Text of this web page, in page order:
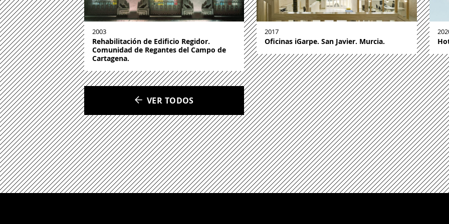
2003
Rehabilitación de Edificio Regidor.
Comunidad de Regantes del Campo de
Cartagena.
2017
Oficinas iGarpe. San Javier. Murcia.
VER TODOS